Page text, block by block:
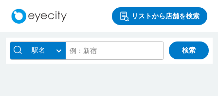
リストから店舗を検索
駅名 検索